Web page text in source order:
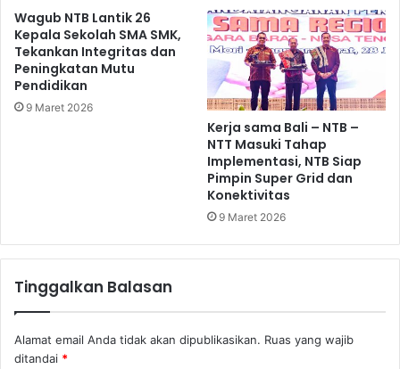
Wagub NTB Lantik 26
Kepala Sekolah SMA SMK,
Tekankan Integritas dan
Peningkatan Mutu
Pendidikan
9 Maret 2026
Kerja sama Bali – NTB –
NTT Masuki Tahap
Implementasi, NTB Siap
Pimpin Super Grid dan
Konektivitas
9 Maret 2026
Tinggalkan Balasan
Alamat email Anda tidak akan dipublikasikan. Ruas yang wajib
ditandai *